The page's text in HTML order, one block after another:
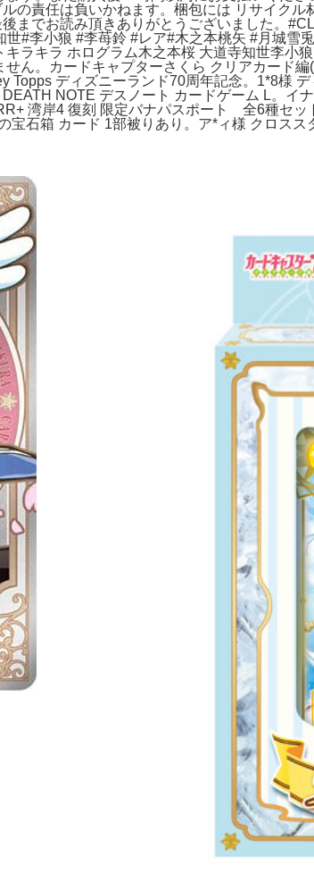
の責任は負いかねます。梱包には リサイク
までお読み頂きありがとうございました。
#李小狼 #李苺鈴 #レア#木之本桃矢 #月城雪
ラキラ ホログラム木之本桜 大道寺知世李小
ん。カードキャプターさくら クリアカード
Topps ディズニーランド70周年記念。1*8様
NOTE デスノート カードゲーム L。イ
湾岸4 復刻 限定バナパスポート 全6種セ
石箱 カード 1部被りあり。ア*ィ様 クロス